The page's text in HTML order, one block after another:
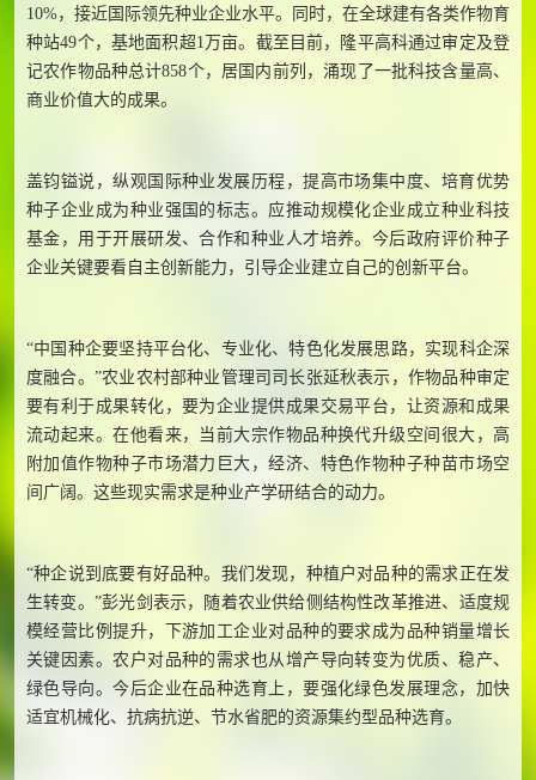
10%，接近国际领先种业企业水平。同时，在全球建有各类作物育
种站49个，基地面积超1万亩。截至目前，隆平高科通过审定及登
记农作物品种总计858个，居国内前列，涌现了一批科技含量高、
商业价值大的成果。
盖钧镒说，纵观国际种业发展历程，提高市场集中度、培育优势
种子企业成为种业强国的标志。应推动规模化企业成立种业科技
基金，用于开展研发、合作和种业人才培养。今后政府评价种子
企业关键要看自主创新能力，引导企业建立自己的创新平台。
“中国种企要坚持平台化、专业化、特色化发展思路，实现科企深
度融合。”农业农村部种业管理司司长张延秋表示，作物品种审定
要有利于成果转化，要为企业提供成果交易平台，让资源和成果
流动起来。在他看来，当前大宗作物品种换代升级空间很大，高
附加值作物种子市场潜力巨大，经济、特色作物种子种苗市场空
间广阔。这些现实需求是种业产学研结合的动力。
“种企说到底要有好品种。我们发现，种植户对品种的需求正在发
生转变。”彭光剑表示，随着农业供给侧结构性改革推进、适度规
模经营比例提升，下游加工企业对品种的要求成为品种销量增长
关键因素。农户对品种的需求也从增产导向转变为优质、稳产、
绿色导向。今后企业在品种选育上，要强化绿色发展理念，加快
适宜机械化、抗病抗逆、节水省肥的资源集约型品种选育。